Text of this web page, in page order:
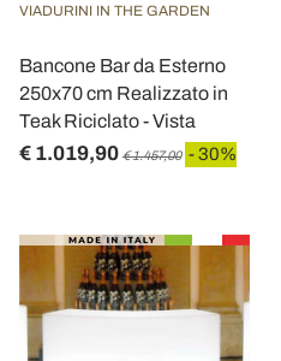
VIADURINI IN THE GARDEN
Bancone Bar da Esterno
250x70 cm Realizzato in
Teak Riciclato - Vista
€ 1.019,90 € 1.457,00 - 30%